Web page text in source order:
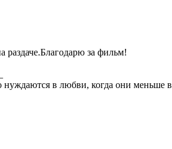
раздаче.Благодарю за фильм!
в любви, когда они меньше